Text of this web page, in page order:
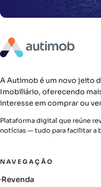
A Autimob é um novo jeito
Imobiliário, oferecendo
interesse em comprar ou
Plataforma digital que reúne
notícias — tudo para facilitar a
NAVEGAÇÃO
Revenda